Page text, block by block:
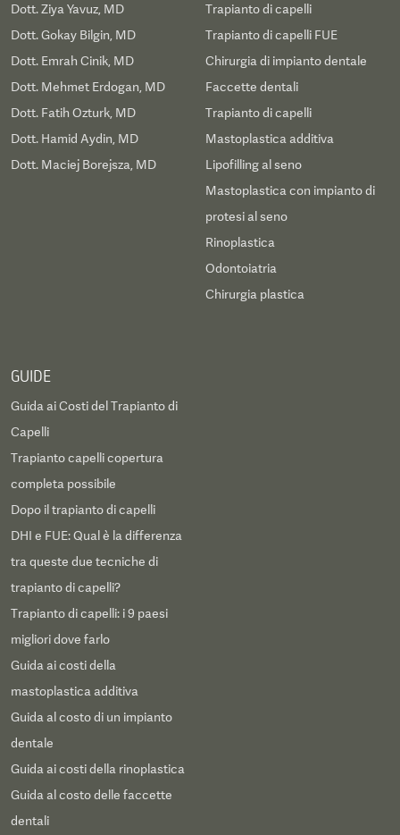
Dott. Ziya Yavuz, MD
Dott. Gokay Bilgin, MD
Dott. Emrah Cinik, MD
Dott. Mehmet Erdogan, MD
Dott. Fatih Ozturk, MD
Dott. Hamid Aydin, MD
Dott. Maciej Borejsza, MD
Trapianto di capelli
Trapianto di capelli FUE
Chirurgia di impianto dentale
Faccette dentali
Trapianto di capelli
Mastoplastica additiva
Lipofilling al seno
Mastoplastica con impianto di
protesi al seno
Rinoplastica
Odontoiatria
Chirurgia plastica
GUIDE
Guida ai Costi del Trapianto di
Capelli
Trapianto capelli copertura
completa possibile
Dopo il trapianto di capelli
DHI e FUE: Qual è la differenza
tra queste due tecniche di
trapianto di capelli?
Trapianto di capelli: i 9 paesi
migliori dove farlo
Guida ai costi della
mastoplastica additiva
Guida al costo di un impianto
dentale
Guida ai costi della rinoplastica
Guida al costo delle faccette
dentali